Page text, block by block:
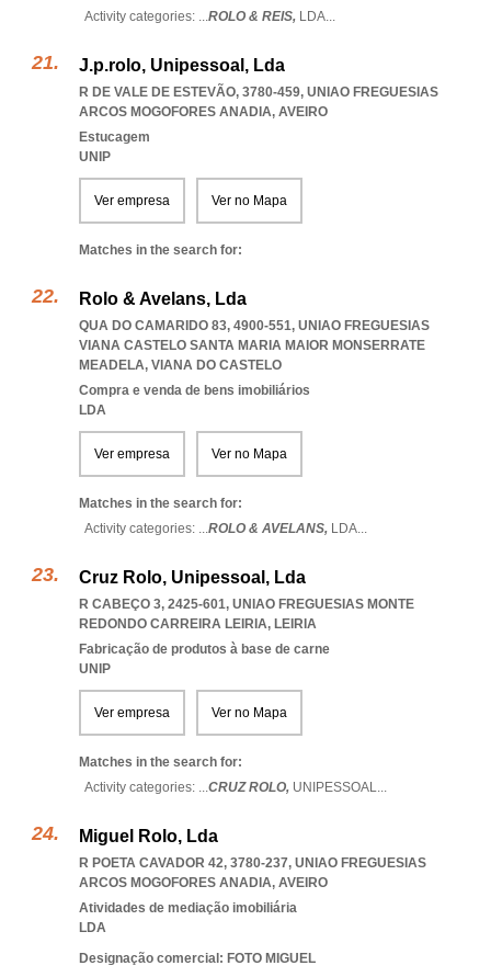
Activity categories: ...ROLO & REIS, LDA...
J.p.rolo, Unipessoal, Lda
R DE VALE DE ESTEVÃO, 3780-459, UNIAO FREGUESIAS
ARCOS MOGOFORES ANADIA, AVEIRO
Estucagem
UNIP
Ver empresa Ver no Mapa
Matches in the search for:
Rolo & Avelans, Lda
QUA DO CAMARIDO 83, 4900-551, UNIAO FREGUESIAS
VIANA CASTELO SANTA MARIA MAIOR MONSERRATE
MEADELA, VIANA DO CASTELO
Compra e venda de bens imobiliários
LDA
Ver empresa Ver no Mapa
Matches in the search for:
Activity categories: ...ROLO & AVELANS, LDA...
Cruz Rolo, Unipessoal, Lda
R CABEÇO 3, 2425-601, UNIAO FREGUESIAS MONTE
REDONDO CARREIRA LEIRIA, LEIRIA
Fabricação de produtos à base de carne
UNIP
Ver empresa Ver no Mapa
Matches in the search for:
Activity categories: ...CRUZ ROLO, UNIPESSOAL...
Miguel Rolo, Lda
R POETA CAVADOR 42, 3780-237, UNIAO FREGUESIAS
ARCOS MOGOFORES ANADIA, AVEIRO
Atividades de mediação imobiliária
LDA
Designação comercial: FOTO MIGUEL